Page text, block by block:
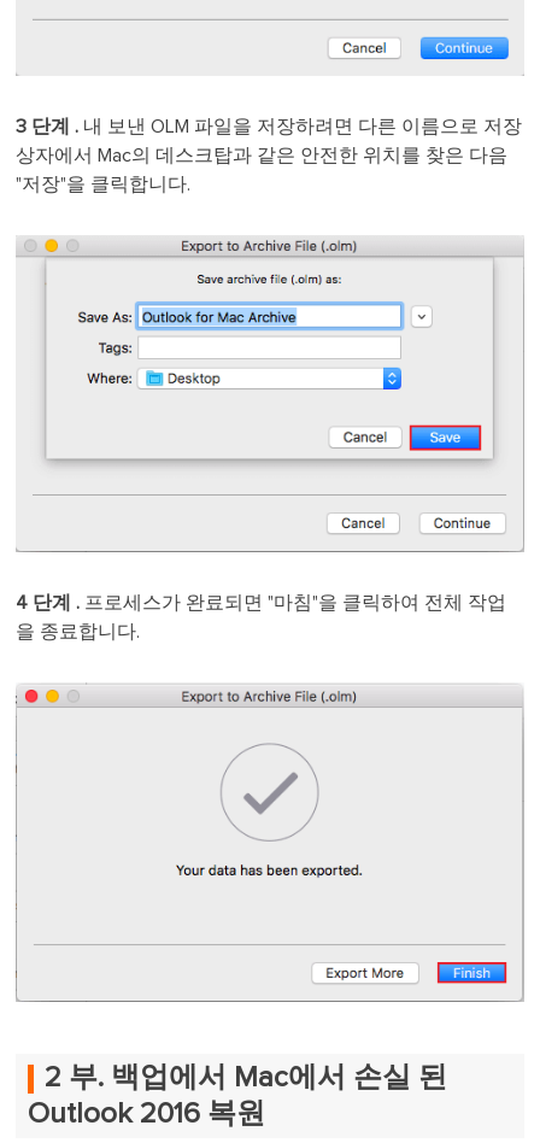
3 단계 . 내 보낸 OLM 파일을 저장하려면 다른 이름으로 저장
상자에서 Mac의 데스크탑과 같은 안전한 위치를 찾은 다음
"저장"을 클릭합니다.
4 단계 . 프로세스가 완료되면 "마침"을 클릭하여 전체 작업
을 종료합니다.
2 부. 백업에서 Mac에서 손실 된
Outlook 2016 복원